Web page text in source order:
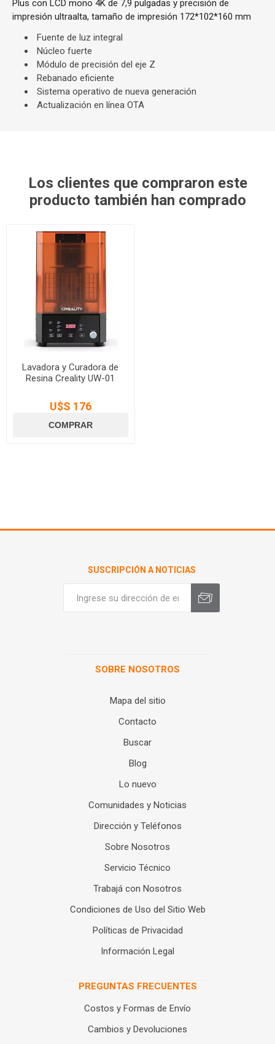
Plus con LCD mono 4K de 7,9 pulgadas y precisión de
impresión ultraalta, tamaño de impresión 172*102*160 mm
Fuente de luz integral
Núcleo fuerte
Módulo de precisión del eje Z
Rebanado eficiente
Sistema operativo de nueva generación
Actualización en línea OTA
Los clientes que compraron este
producto también han comprado
Lavadora y Curadora de
Resina Creality UW-01
U$S 176
SUSCRIPCIÓN A NOTICIAS
SOBRE NOSOTROS
Mapa del sitio
Contacto
Buscar
Blog
Lo nuevo
Comunidades y Noticias
Dirección y Teléfonos
Sobre Nosotros
Servicio Técnico
Trabajá con Nosotros
Condiciones de Uso del Sitio Web
Políticas de Privacidad
Información Legal
PREGUNTAS FRECUENTES
Costos y Formas de Envío
Cambios y Devoluciones